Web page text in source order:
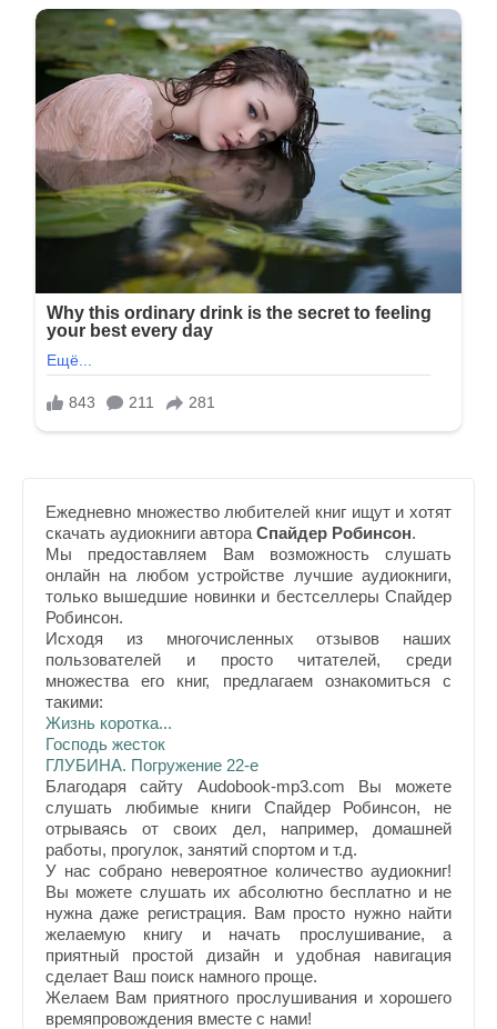
Ежедневно множество любителей книг ищут и хотят
скачать аудиокниги автора Спайдер Робинсон.
Мы предоставляем Вам возможность слушать
онлайн на любом устройстве лучшие аудиокниги,
только вышедшие новинки и бестселлеры Спайдер
Робинсон.
Исходя из многочисленных отзывов наших
пользователей и просто читателей, среди
множества его книг, предлагаем ознакомиться с
такими:
Жизнь коротка...
Господь жесток
ГЛУБИНА. Погружение 22-е
Благодаря сайту Audobook-mp3.com Вы можете
слушать любимые книги Спайдер Робинсон, не
отрываясь от своих дел, например, домашней
работы, прогулок, занятий спортом и т.д.
У нас собрано невероятное количество аудиокниг!
Вы можете слушать их абсолютно бесплатно и не
нужна даже регистрация. Вам просто нужно найти
желаемую книгу и начать прослушивание, а
приятный простой дизайн и удобная навигация
сделает Ваш поиск намного проще.
Желаем Вам приятного прослушивания и хорошего
времяпровождения вместе с нами!